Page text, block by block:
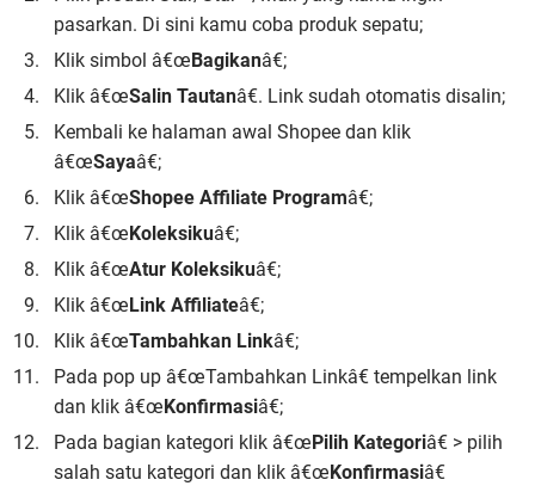
pasarkan. Di sini kamu coba produk sepatu;
Klik simbol â€œBagikanâ€;
Klik â€œSalin Tautanâ€. Link sudah otomatis disalin;
Kembali ke halaman awal Shopee dan klik
â€œSayaâ€;
Klik â€œShopee Affiliate Programâ€;
Klik â€œKoleksikuâ€;
Klik â€œAtur Koleksikuâ€;
Klik â€œLink Affiliateâ€;
Klik â€œTambahkan Linkâ€;
Pada pop up â€œTambahkan Linkâ€ tempelkan link
dan klik â€œKonfirmasiâ€;
Pada bagian kategori klik â€œPilih Kategoriâ€ > pilih
salah satu kategori dan klik â€œKonfirmasiâ€